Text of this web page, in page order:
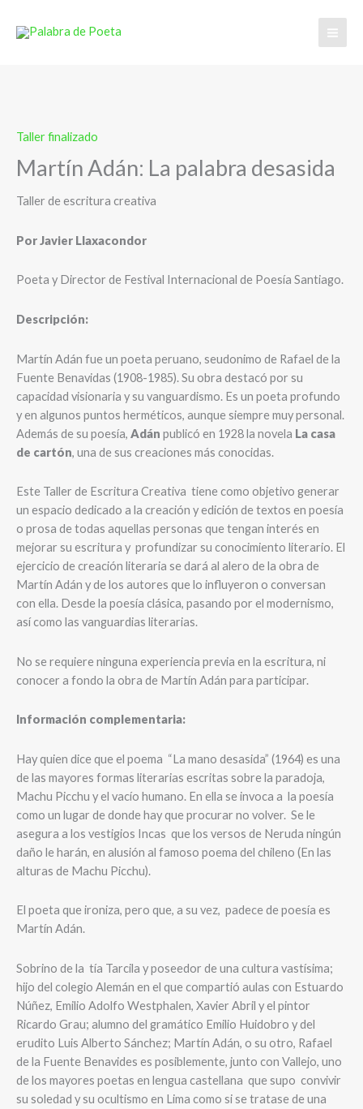
Taller finalizado
Martín Adán: La palabra desasida
Taller de escritura creativa
Por Javier Llaxacondor
Poeta y Director de Festival Internacional de Poesía Santiago.
Descripción:
Martín Adán fue un poeta peruano, seudonimo de Rafael de la
Fuente Benavidas (1908-1985). Su obra destacó por su
capacidad visionaria y su vanguardismo. Es un poeta profundo
y en algunos puntos herméticos, aunque siempre muy personal.
Además de su poesía, Adán publicó en 1928 la novela La casa
de cartón, una de sus creaciones más conocidas.
Este Taller de Escritura Creativa tiene como objetivo generar
un espacio dedicado a la creación y edición de textos en poesía
o prosa de todas aquellas personas que tengan interés en
mejorar su escritura y profundizar su conocimiento literario. El
ejercicio de creación literaria se dará al alero de la obra de
Martín Adán y de los autores que lo influyeron o conversan
con ella. Desde la poesía clásica, pasando por el modernismo,
así como las vanguardias literarias.
No se requiere ninguna experiencia previa en la escritura, ni
conocer a fondo la obra de Martín Adán para participar.
Información complementaria:
Hay quien dice que el poema “La mano desasida” (1964) es una
de las mayores formas literarias escritas sobre la paradoja,
Machu Picchu y el vacío humano. En ella se invoca a la poesía
como un lugar de donde hay que procurar no volver. Se le
asegura a los vestigios Incas que los versos de Neruda ningún
daño le harán, en alusión al famoso poema del chileno (En las
alturas de Machu Picchu).
El poeta que ironiza, pero que, a su vez, padece de poesía es
Martín Adán.
Sobrino de la tía Tarcila y poseedor de una cultura vastísima;
hijo del colegio Alemán en el que compartió aulas con Estuardo
Núñez, Emilio Adolfo Westphalen, Xavier Abril y el pintor
Ricardo Grau; alumno del gramático Emilio Huidobro y del
erudito Luis Alberto Sánchez; Martín Adán, o su otro, Rafael
de la Fuente Benavides es posiblemente, junto con Vallejo, uno
de los mayores poetas en lengua castellana que supo convivir
su soledad y su ocultismo en Lima como si se tratase de una